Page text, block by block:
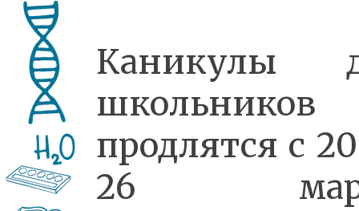
Каникулы
школьников
продлятся с
26